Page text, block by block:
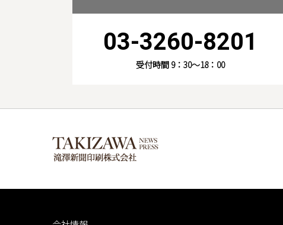
03-3260-8201
受付時間 9：30～18：00